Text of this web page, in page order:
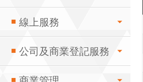
線上服務
公司及商業登記服務